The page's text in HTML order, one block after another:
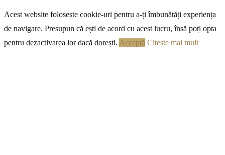
Acest website folosește cookie-uri pentru a-ți îmbunătăți experiența
de navigare. Presupun că ești de acord cu acest lucru, însă poți opta
pentru dezactivarea lor dacă dorești. Acceptă Citește mai mult